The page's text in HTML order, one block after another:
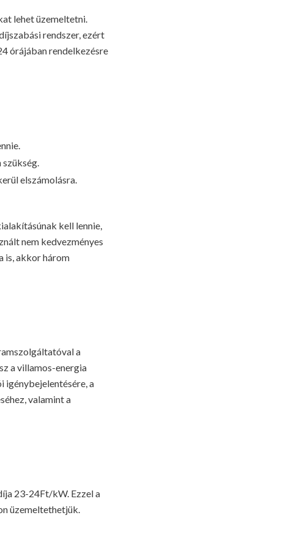
lehet üzemeltetni.
rendszer, ezért
órájában rendelkezésre
elszámolásra.
kell lennie,
nem kedvezményes
is, akkor három
a
a villamos-energia
igénybejelentésére, a
valamint a
23-24Ft/kW. Ezzel a
üzemeltethetjük.